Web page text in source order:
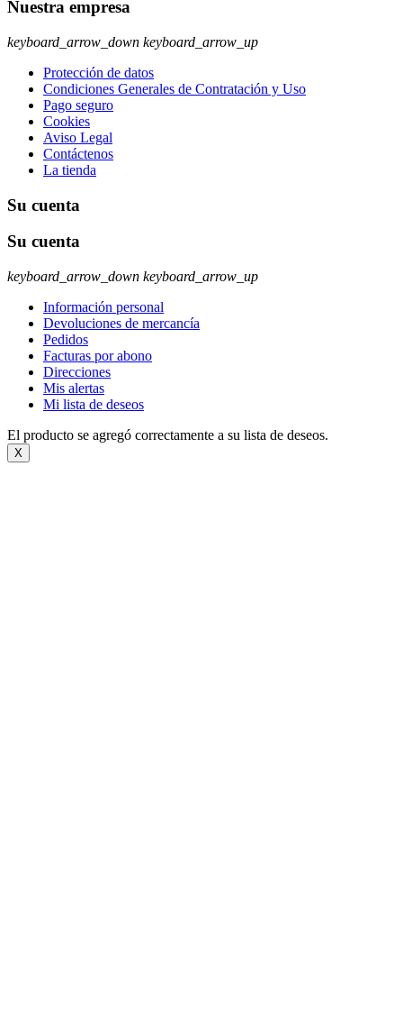
Nuestra empresa
keyboard_arrow_down keyboard_arrow_up
Protección de datos
Condiciones Generales de Contratación y Uso
Pago seguro
Cookies
Aviso Legal
Contáctenos
La tienda
Su cuenta
Su cuenta
keyboard_arrow_down keyboard_arrow_up
Información personal
Devoluciones de mercancía
Pedidos
Facturas por abono
Direcciones
Mis alertas
Mi lista de deseos
El producto se agregó correctamente a su lista de deseos.
X